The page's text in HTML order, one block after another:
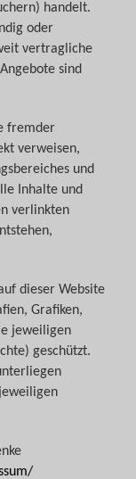
handelt.
oder
vertragliche
sind
fremder
verweisen,
und
Inhalte und
verlinkten
dieser Website
Grafiken,
jeweiligen
geschützt.